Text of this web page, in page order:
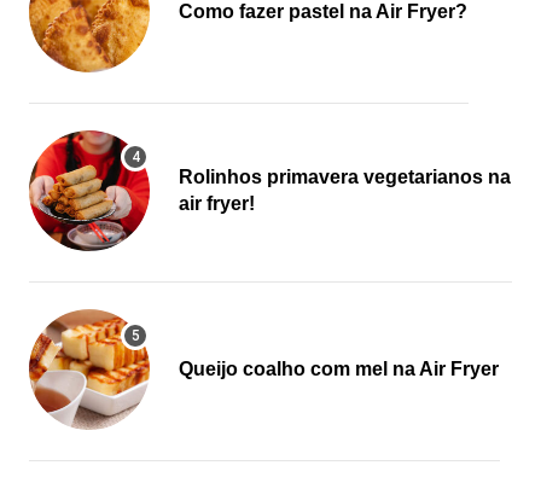
Como fazer pastel na Air Fryer?
Rolinhos primavera vegetarianos na
air fryer!
Queijo coalho com mel na Air Fryer